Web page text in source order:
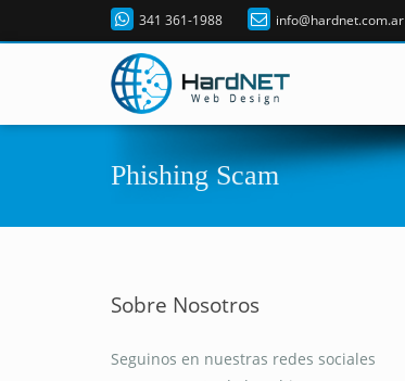
341 361-1988 info@hardnet.com.ar
Phishing Scam
Sobre Nosotros
Seguinos en nuestras redes sociales